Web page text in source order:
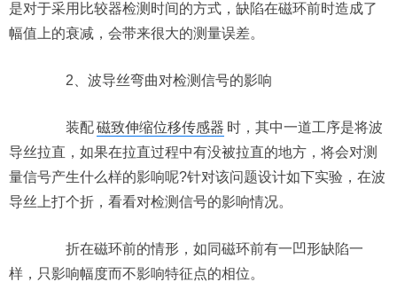
是对于采用比较器检测时间的方式，缺陷在磁环前时造成了
幅值上的衰减，会带来很大的测量误差。
2、波导丝弯曲对检测信号的影响
装配磁致伸缩位移传感器 时，其中一道工序是将波
导丝拉直，如果在拉直过程中有没被拉直的地方，将会对测
量信号产生什么样的影响呢?针对该问题设计如下实验，在波
导丝上打个折，看看对检测信号的影响情况。
折在磁环前的情形，如同磁环前有一凹形缺陷一
样，只影响幅度而不影响特征点的相位。